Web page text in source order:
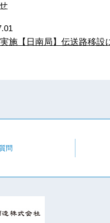
施【日南局】伝送路移設
問